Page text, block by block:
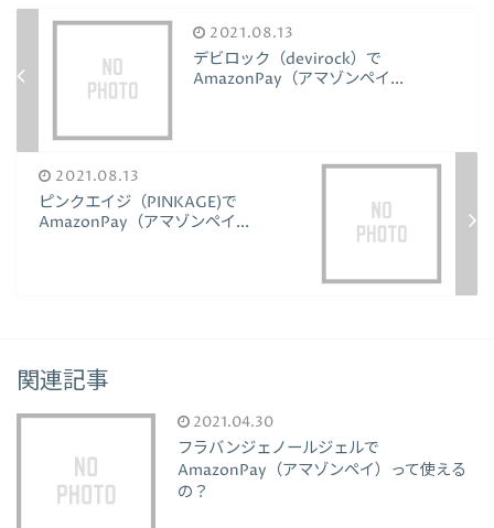
2021.08.13
デビロック（devirock）で
AmazonPay（アマゾンペイ...
2021.08.13
ピンクエイジ（PINKAGE)で
AmazonPay（アマゾンペイ...
関連記事
2021.04.30
フラバンジェノールジェルで
AmazonPay（アマゾンペイ）って使える
の？